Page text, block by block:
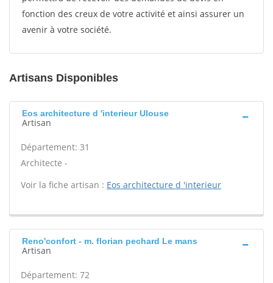
fonction des creux de votre activité et ainsi assurer un
avenir à votre société.
Artisans Disponibles
Eos architecture d 'interieur Ulouse
Artisan
Département: 31
Architecte -
Voir la fiche artisan : Eos architecture d 'interieur
Reno'confort - m. florian pechard Le mans
Artisan
Département: 72